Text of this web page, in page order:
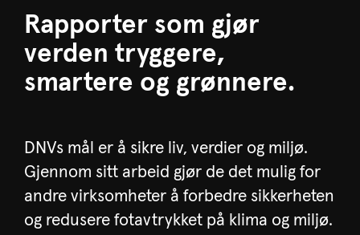
Rapporter som gjør
verden tryggere,
smartere og grønnere.
DNVs mål er å sikre liv, verdier og miljø.
Gjennom sitt arbeid gjør de det mulig for
andre virksomheter å forbedre sikkerheten
og redusere fotavtrykket på klima og miljø.